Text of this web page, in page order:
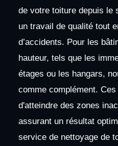
de votre toiture depuis le
un travail de qualité tout
d’accidents. Pour les
hauteur, tels que les
étages ou les hangars,
comme complément.
d'atteindre des zones
assurant un résultat
service de nettoyage de